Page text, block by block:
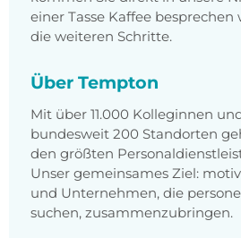
einer Tasse Kaffee
die weiteren Schritte.
Über Tempton
Mit über 11.000 Kolleginnen
bundesweit 200 Standorten
den größten
Unser gemeinsames Ziel:
und Unternehmen, die
suchen, zusammenzubringen.